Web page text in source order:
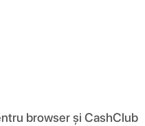
browser și CashClub